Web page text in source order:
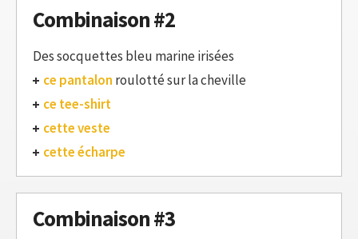
Combinaison #2
Des socquettes bleu marine irisées
ce pantalon roulotté sur la cheville
ce tee-shirt
cette veste
cette écharpe
Combinaison #3